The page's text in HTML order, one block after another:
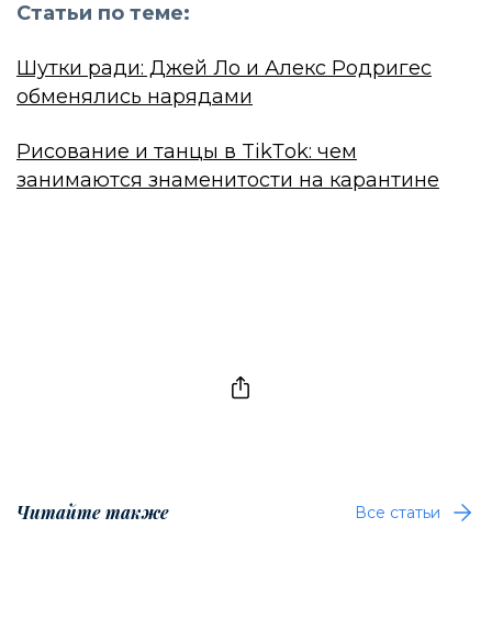
Статьи по теме:
Шутки ради: Джей Ло и Алекс Родригес
обменялись нарядами
Рисование и танцы в TikТok: чем
занимаются знаменитости на карантине
Читайте также Все статьи